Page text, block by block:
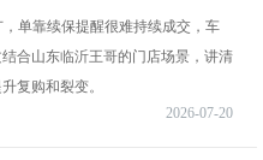
单靠续保提醒很难持续成交，车
合山东临沂王哥的门店场景，讲清
复购和裂变。
2026-07-20